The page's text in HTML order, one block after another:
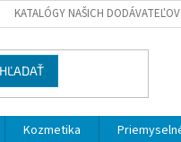
KATALÓGY NAŠICH DODÁVATEĽOV
HĽADAŤ
Kozmetika